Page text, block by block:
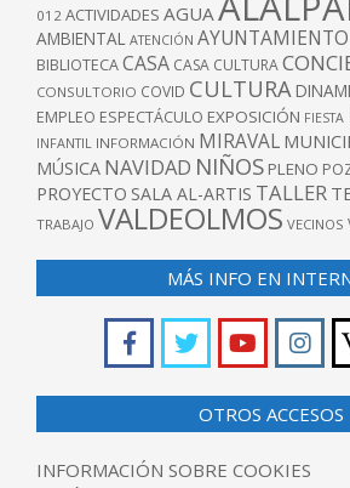
012 ACTIVIDADES AGUA
AMBIENTAL ATENCIÓN AYUNTAMIENTO
BIBLIOTECACASA CASA CULTURA
CONSULTORIO COVID CULTURA
EMPLEO ESPECTÁCULO EXPOSICIÓN FIESTA
INFANTIL INFORMACIÓN MIRAVAL
MÚSICA NAVIDAD NIÑOS PLENO
PROYECTO SALA AL-ARTIS TALLER
TRABAJO VALDEOLMOS VECINOS
MÁS INFO EN
OTROS ACCESOS
INFORMACIÓN SOBRE COOKIES